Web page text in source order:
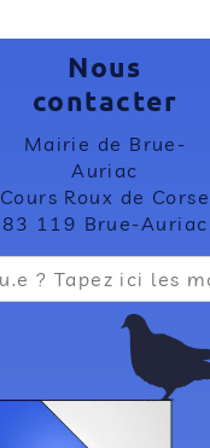
Nous
contacter
Mairie de Brue-
Auriac
Cours Roux de Corse
83 119 Brue-Auriac